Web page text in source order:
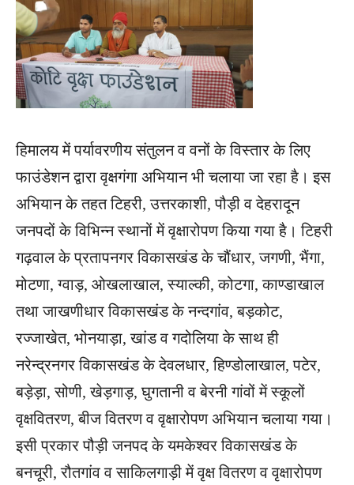
हिमालय में पर्यावरणीय संतुलन व वनों के विस्तार के लिए
फाउंडेशन द्वारा वृक्षगंगा अभियान भी चलाया जा रहा है। इस
अभियान के तहत टिहरी, उत्तरकाशी, पौड़ी व देहरादून
जनपदों के विभिन्न स्थानों में वृक्षारोपण किया गया है। टिहरी
गढ़वाल के प्रतापनगर विकासखंड के चौंधार, जगणी, भैंगा,
मोटणा, ग्वाड़, ओखलाखाल, स्याल्की, कोटगा, काण्डाखाल
तथा जाखणीधार विकासखंड के नन्दगांव, बड़कोट,
रज्जाखेत, भोनयाड़ा, खांड व गदोलिया के साथ ही
नरेन्द्रनगर विकासखंड के देवलधार, हिण्डोलाखाल, पटेर,
बड़ेड़ा, सोणी, खेड़गाड़, घुगतानी व बेरनी गांवों में स्कूलों
वृक्षवितरण, बीज वितरण व वृक्षारोपण अभियान चलाया गया।
इसी प्रकार पौड़ी जनपद के यमकेश्वर विकासखंड के
बनचूरी, रौतगांव व साकिलगाड़ी में वृक्ष वितरण व वृक्षारोपण